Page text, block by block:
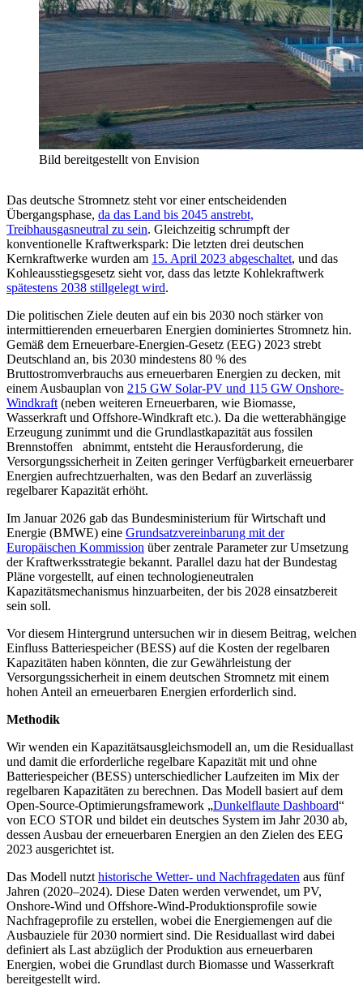
Bild bereitgestellt von Envision
Das deutsche Stromnetz steht vor einer entscheidenden
Übergangsphase, da das Land bis 2045 anstrebt,
Treibhausgasneutral zu sein. Gleichzeitig schrumpft der
konventionelle Kraftwerkspark: Die letzten drei deutschen
Kernkraftwerke wurden am 15. April 2023 abgeschaltet, und das
Kohleausstiegsgesetz sieht vor, dass das letzte Kohlekraftwerk
spätestens 2038 stillgelegt wird.
Die politischen Ziele deuten auf ein bis 2030 noch stärker von
intermittierenden erneuerbaren Energien dominiertes Stromnetz hin.
Gemäß dem Erneuerbare-Energien-Gesetz (EEG) 2023 strebt
Deutschland an, bis 2030 mindestens 80 % des
Bruttostromverbrauchs aus erneuerbaren Energien zu decken, mit
einem Ausbauplan von 215 GW Solar-PV und 115 GW Onshore-
Windkraft (neben weiteren Erneuerbaren, wie Biomasse,
Wasserkraft und Offshore-Windkraft etc.). Da die wetterabhängige
Erzeugung zunimmt und die Grundlastkapazität aus fossilen
Brennstoffen abnimmt, entsteht die Herausforderung, die
Versorgungssicherheit in Zeiten geringer Verfügbarkeit erneuerbarer
Energien aufrechtzuerhalten, was den Bedarf an zuverlässig
regelbarer Kapazität erhöht.
Im Januar 2026 gab das Bundesministerium für Wirtschaft und
Energie (BMWE) eine Grundsatzvereinbarung mit der
Europäischen Kommission über zentrale Parameter zur Umsetzung
der Kraftwerksstrategie bekannt. Parallel dazu hat der Bundestag
Pläne vorgestellt, auf einen technologieneutralen
Kapazitätsmechanismus hinzuarbeiten, der bis 2028 einsatzbereit
sein soll.
Vor diesem Hintergrund untersuchen wir in diesem Beitrag, welchen
Einfluss Batteriespeicher (BESS) auf die Kosten der regelbaren
Kapazitäten haben könnten, die zur Gewährleistung der
Versorgungssicherheit in einem deutschen Stromnetz mit einem
hohen Anteil an erneuerbaren Energien erforderlich sind.
Methodik
Wir wenden ein Kapazitätsausgleichsmodell an, um die Residuallast
und damit die erforderliche regelbare Kapazität mit und ohne
Batteriespeicher (BESS) unterschiedlicher Laufzeiten im Mix der
regelbaren Kapazitäten zu berechnen. Das Modell basiert auf dem
Open-Source-Optimierungsframework „Dunkelflaute Dashboard“
von ECO STOR und bildet ein deutsches System im Jahr 2030 ab,
dessen Ausbau der erneuerbaren Energien an den Zielen des EEG
2023 ausgerichtet ist.
Das Modell nutzt historische Wetter- und Nachfragedaten aus fünf
Jahren (2020–2024). Diese Daten werden verwendet, um PV,
Onshore-Wind und Offshore-Wind-Produktionsprofile sowie
Nachfrageprofile zu erstellen, wobei die Energiemengen auf die
Ausbauziele für 2030 normiert sind. Die Residuallast wird dabei
definiert als Last abzüglich der Produktion aus erneuerbaren
Energien, wobei die Grundlast durch Biomasse und Wasserkraft
bereitgestellt wird.